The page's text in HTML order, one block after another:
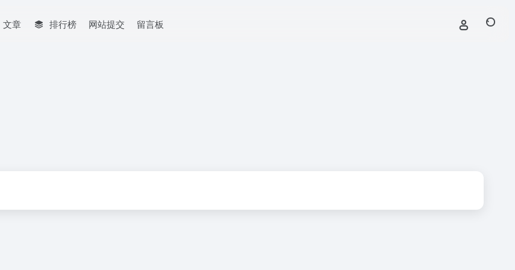
文章 排行榜 网站提交 留言板